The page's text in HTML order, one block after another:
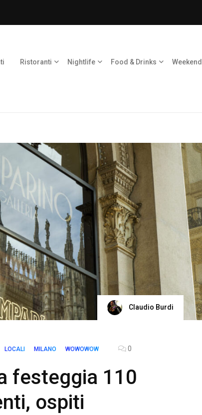
Ristoranti Nightlife Food & Drinks Weekend
Claudio Burdi
LOCALI MILANO WOWOWOW 0
festeggia 110
ospiti